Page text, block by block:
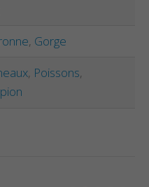
, Gorge
, Poissons,